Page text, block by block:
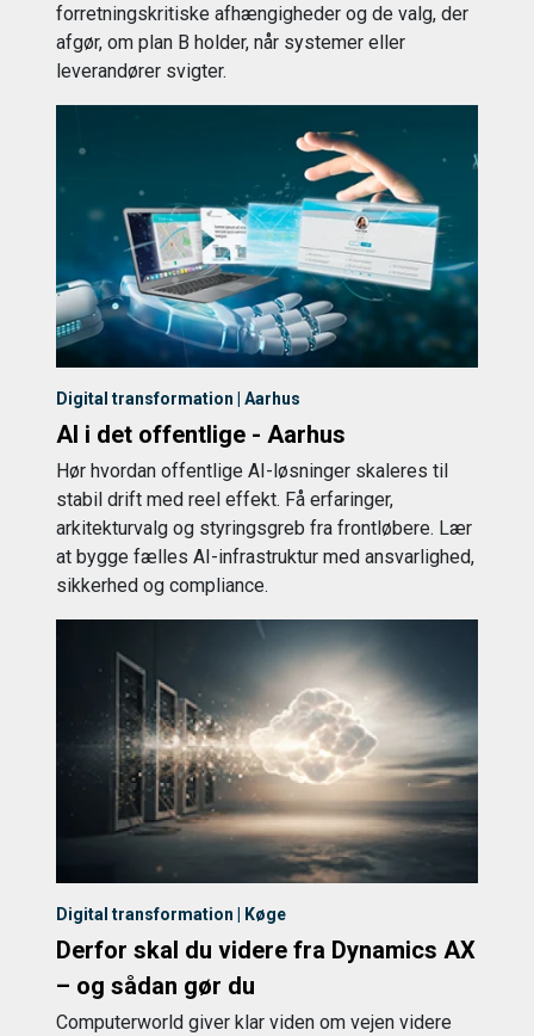
forretningskritiske afhængigheder og de valg, der
afgør, om plan B holder, når systemer eller
leverandører svigter.
Digital transformation | Aarhus
AI i det offentlige - Aarhus
Hør hvordan offentlige AI-løsninger skaleres til
stabil drift med reel effekt. Få erfaringer,
arkitekturvalg og styringsgreb fra frontløbere. Lær
at bygge fælles AI-infrastruktur med ansvarlighed,
sikkerhed og compliance.
Digital transformation | Køge
Derfor skal du videre fra Dynamics AX
– og sådan gør du
Computerworld giver klar viden om vejen videre